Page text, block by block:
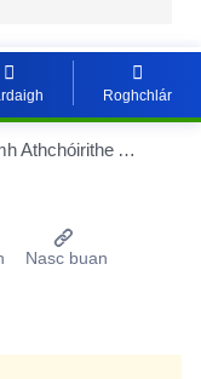
Roghchlár
Foirgneamh Athchóirithe A - Obair siúinéireachta PAV1
Portlet
Nasc buan